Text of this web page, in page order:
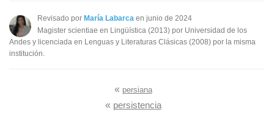
Existen sinónimos incorrectos
Ninguno de los sinónimos presentados me ayudó
Revisado por María Labarca en junio de 2024
Magister scientiae en Lingüística (2013) por Universidad de los
Andes y licenciada en Lenguas y Literaturas Clásicas (2008) por la misma
institución.
« persiana
« persistencia